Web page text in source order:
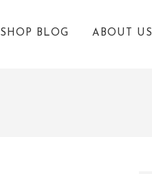
SHOP BLOG ABOUT US